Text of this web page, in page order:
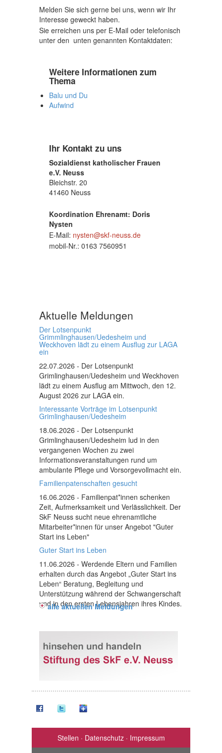
Melden Sie sich gerne bei uns, wenn wir Ihr
Interesse geweckt haben.
Sie erreichen uns per E-Mail oder telefonisch
unter den unten genannten Kontaktdaten:
Weitere Informationen zum
Thema
Balu und Du
Aufwind
Ihr Kontakt zu uns
Sozialdienst katholischer Frauen
e.V. Neuss
Bleichstr. 20
41460 Neuss
Koordination Ehrenamt: Doris
Nysten
E-Mail: nysten@skf-neuss.de
mobil-Nr.: 0163 7560951
Aktuelle Meldungen
Der Lotsenpunkt
Grimmlinghausen/Uedesheim und
Weckhoven lädt zu einem Ausflug zur LAGA
ein
22.07.2026 - Der Lotsenpunkt
Grimlinghausen/Uedesheim und Weckhoven
lädt zu einem Ausflug am Mittwoch, den 12.
August 2026 zur LAGA ein.
Interessante Vorträge im Lotsenpunkt
Grimlinghausen/Uedesheim
18.06.2026 - Der Lotsenpunkt
Grimlinghausen/Uedesheim lud in den
vergangenen Wochen zu zwei
Informationsveranstaltungen rund um
ambulante Pflege und Vorsorgevollmacht ein.
Familienpatenschaften gesucht
16.06.2026 - Familienpat*innen schenken
Zeit, Aufmerksamkeit und Verlässlichkeit. Der
SkF Neuss sucht neue ehrenamtliche
Mitarbeiter*innen für unser Angebot "Guter
Start ins Leben"
Guter Start ins Leben
11.06.2026 - Werdende Eltern und Familien
erhalten durch das Angebot „Guter Start ins
Leben“ Beratung, Begleitung und
Unterstützung während der Schwangerschaft
und in den ersten Lebensjahren ihres Kindes.
alle aktuellen Meldungen
Stellen · Datenschutz· Impressum